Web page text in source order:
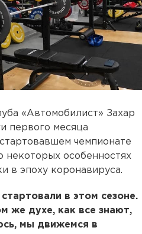
«Автомобилист» Захар
первого месяца
чемпионате
некоторых особенностях
в эпоху коронавируса.
в этом сезоне.
же духе, как все знают,
мы движемся в